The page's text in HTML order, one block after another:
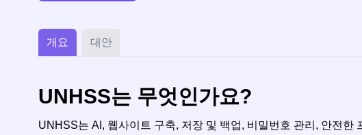
개요 대안
UNHSS는 무엇인가요?
UNHSS는 AI, 웹사이트 구축, 저장 및 백업, 비밀번호 관리, 안전